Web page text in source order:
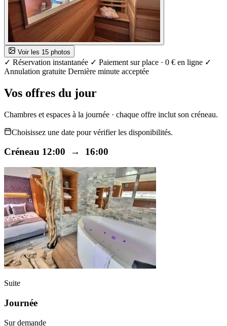
Voir les 15 photos
✓ Réservation instantanée ✓ Paiement sur place · 0 € en ligne ✓
Annulation gratuite Dernière minute acceptée
Vos offres du jour
Chambres et espaces à la journée · chaque offre inclut son créneau.
Choisissez une date pour vérifier les disponibilités.
Créneau 12:00 → 16:00
Suite
Journée
Sur demande